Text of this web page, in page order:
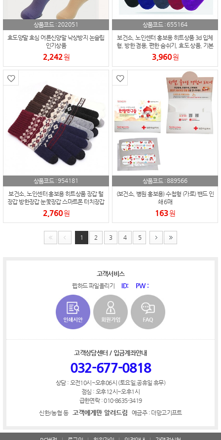
상품코드 :202051
효도양말 효심 어른신양말 낙상방지 논슬립
인기상품
2,242원
상품코드 : 655164
보건소, 노인센터 홍보용 히트상품 3d 입체
형, 방한 겸용, 편한 숨쉬기, 효도 상품, 기본
형
3,960원
상품코드 :954181
보건소, 노인센터 홍보용 히트상품 장갑 털
장갑 방한장갑 눈꽃장갑 스마트폰 터치장갑
2,760원
상품코드 :889566
(보건소, 병원 홍보용) 수첩형 (가로) 밴드 인
쇄 6매
163원
1 2 3 4 5
고객서비스
웹하드 파일올리기 ID: PW :
고객상담센터 / 입금계좌안내
032-677-0818
상담 : 오전10시~오후06시 (토요일,공휴일 휴무)
점심 : 오후12시~오후1시
급한연락 : 010-8635-3419
신한/농협 등 고객에게만 알려드림 예금주 : 더망고기프트